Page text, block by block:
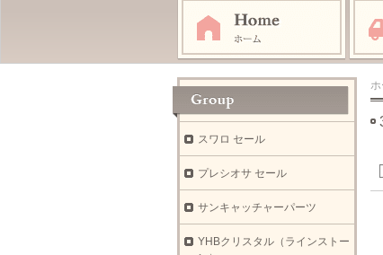
ホ
スワロ セール
プレシオサ セール
サンキャッチャーパーツ
YHBクリスタル（ラインストー